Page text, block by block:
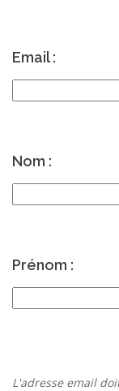
Email :
Nom :
Prénom :
L'adresse email